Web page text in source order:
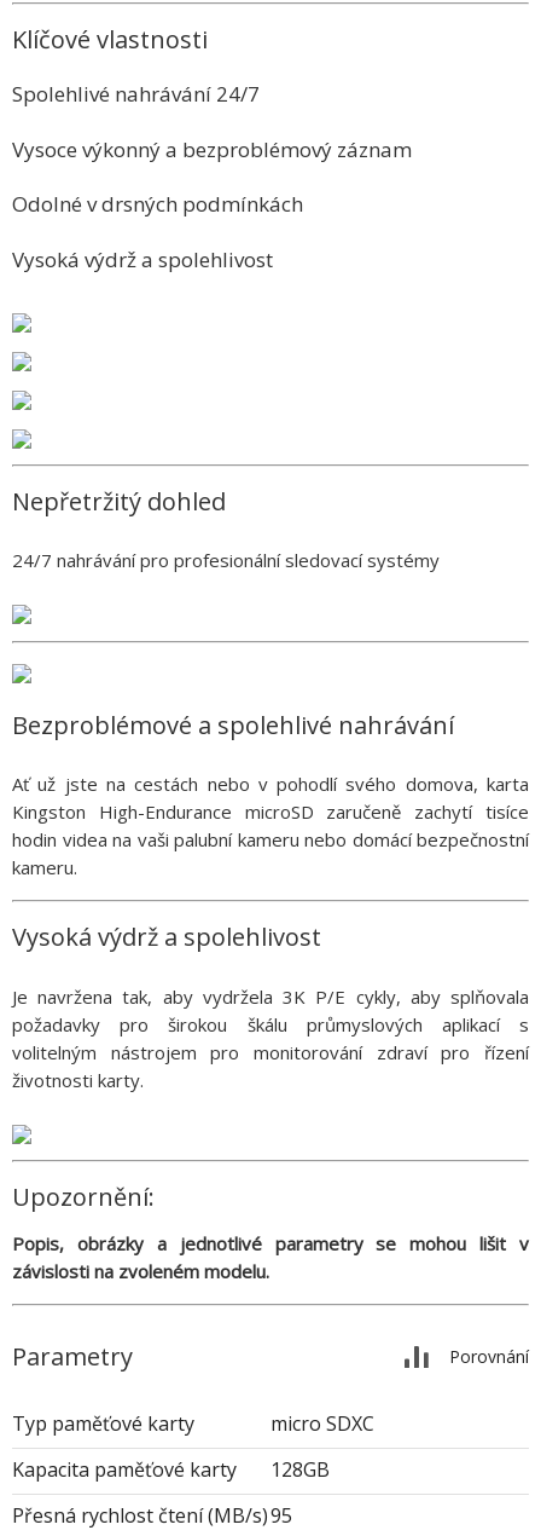
Klíčové vlastnosti
Spolehlivé nahrávání 24/7
Vysoce výkonný a bezproblémový záznam
Odolné v drsných podmínkách
Vysoká výdrž a spolehlivost
Nepřetržitý dohled
24/7 nahrávání pro profesionální sledovací systémy
Bezproblémové a spolehlivé nahrávání
Ať už jste na cestách nebo v pohodlí svého domova, karta
Kingston High-Endurance microSD zaručeně zachytí tisíce
hodin videa na vaši palubní kameru nebo domácí bezpečnostní
kameru.
Vysoká výdrž a spolehlivost
Je navržena tak, aby vydržela 3K P/E cykly, aby splňovala
požadavky pro širokou škálu průmyslových aplikací s
volitelným nástrojem pro monitorování zdraví pro řízení
životnosti karty.
Upozornění:
Popis, obrázky a jednotlivé parametry se mohou lišit v
závislosti na zvoleném modelu.
Parametry Porovnání
Typ paměťové karty
micro SDXC
Kapacita paměťové karty
128GB
Přesná rychlost čtení (MB/s)95